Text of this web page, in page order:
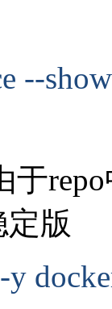
--
于
版